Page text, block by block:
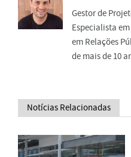
Gestor de
Especialista
em Relações
de mais de 10
Notícias Relacionadas